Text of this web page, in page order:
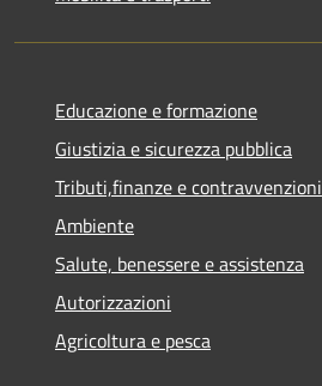
Educazione e formazione
Giustizia e sicurezza pubblica
Tributi,finanze e contravvenzioni
Ambiente
Salute, benessere e assistenza
Autorizzazioni
Agricoltura e pesca